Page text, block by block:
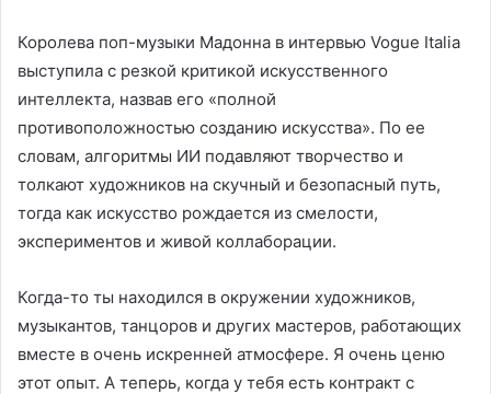
Королева поп-музыки Мадонна в интервью Vogue Italia
выступила с резкой критикой искусственного
интеллекта, назвав его «полной
противоположностью созданию искусства». По ее
словам, алгоритмы ИИ подавляют творчество и
толкают художников на скучный и безопасный путь,
тогда как искусство рождается из смелости,
экспериментов и живой коллаборации.
Когда-то ты находился в окружении художников,
музыкантов, танцоров и других мастеров, работающих
вместе в очень искренней атмосфере. Я очень ценю
этот опыт. А теперь, когда у тебя есть контракт с